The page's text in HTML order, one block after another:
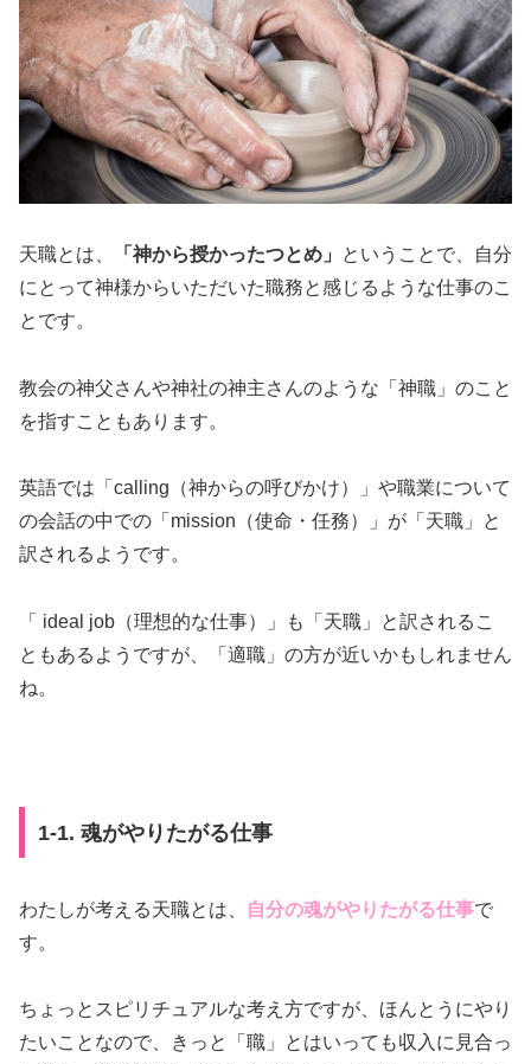
天職とは、 「神から授かったつとめ」
ということで、自分
にとって神様からいただいた職務と感じるような仕事のこ
とです。
教会の神父さんや神社の神主さんのような「神職」のこと
を指すこともあります。
英語では「calling（神からの呼びかけ）」や職業について
の会話の中での「mission（使命・任務）」が「天職」と
訳されるようです。
「 ideal job（理想的な仕事）」も「天職」と訳されるこ
ともあるようですが、「適職」の方が近いかもしれません
ね。
1-1. 魂がやりたがる仕事
わたしが考える天職とは、 自分の魂がやりたがる仕事で
す。
ちょっとスピリチュアルな考え方ですが、ほんとうにやり
たいことなので、きっと「職」とはいっても収入に見合っ